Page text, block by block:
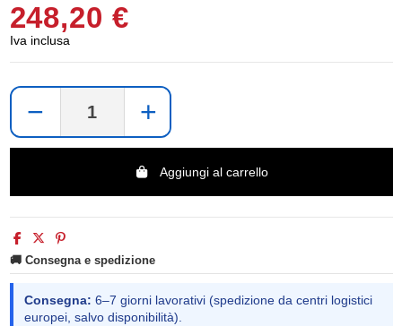
248,20 €
Iva inclusa
− +
Aggiungi al carrello
🚚 Consegna e spedizione
Consegna: 6–7 giorni lavorativi (spedizione da centri logistici
europei, salvo disponibilità).